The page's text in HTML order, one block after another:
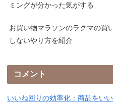
ミングが分かった気がする
お買い物マラソンのラクマの買
しないやり方を紹介
コメント
いいね回りの効率化：商品をい